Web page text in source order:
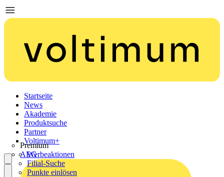
Startseite
News
Akademie
Produktsuche
Partner
Premium
AEG
Voltimum+
Werbeaktionen
Filial-Suche
Punkte einlösen